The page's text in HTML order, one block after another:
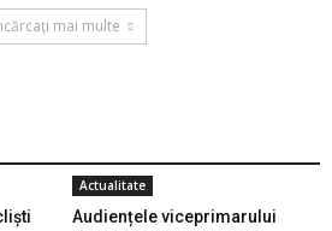
mai multe
Actualitate
Audiențele viceprimarului